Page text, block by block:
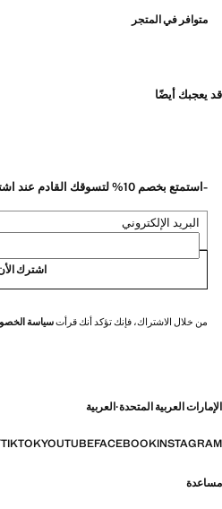
متوافر في المتجر
قد يعجبك أيضًا
-استمتع بخصم 10% لتسوقك القادم عند اشتراكك في نشرتنا الاخبارية
البريد الإلكتروني
اشترك
من خلال الاشتراك، فإنك تؤكد أنك قرأتسياسة
الإمارات العربية المتحدة·العربية
INSTAGRAM
FACEBOOK
YOUTUBE
TIKTOK
مساعدة